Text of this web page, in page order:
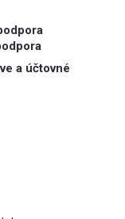
a účtovné